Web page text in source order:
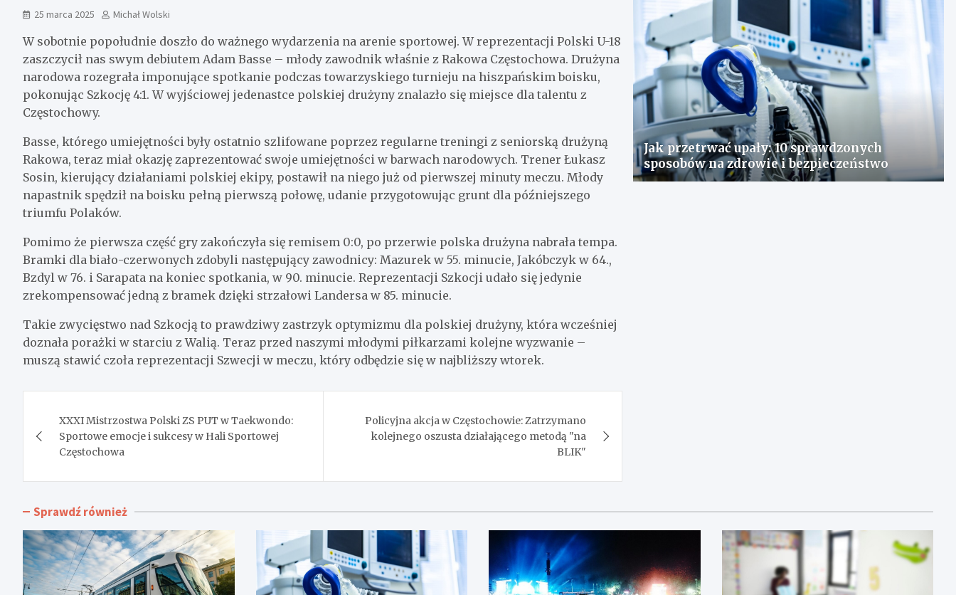
25 marca 2025 Michał Wolski
W sobotnie popołudnie doszło do ważnego wydarzenia na arenie sportowej. W reprezentacji Polski U-18
zaszczycił nas swym debiutem Adam Basse – młody zawodnik właśnie z Rakowa Częstochowa. Drużyna
narodowa rozegrała imponujące spotkanie podczas towarzyskiego turnieju na hiszpańskim boisku,
pokonując Szkocję 4:1. W wyjściowej jedenastce polskiej drużyny znalazło się miejsce dla talentu z
Częstochowy.
Basse, którego umiejętności były ostatnio szlifowane poprzez regularne treningi z seniorską drużyną
Rakowa, teraz miał okazję zaprezentować swoje umiejętności w barwach narodowych. Trener Łukasz
Sosin, kierujący działaniami polskiej ekipy, postawił na niego już od pierwszej minuty meczu. Młody
napastnik spędził na boisku pełną pierwszą połowę, udanie przygotowując grunt dla późniejszego
triumfu Polaków.
Pomimo że pierwsza część gry zakończyła się remisem 0:0, po przerwie polska drużyna nabrała tempa.
Bramki dla biało-czerwonych zdobyli następujący zawodnicy: Mazurek w 55. minucie, Jakóbczyk w 64.,
Bzdyl w 76. i Sarapata na koniec spotkania, w 90. minucie. Reprezentacji Szkocji udało się jedynie
zrekompensować jedną z bramek dzięki strzałowi Landersa w 85. minucie.
Takie zwycięstwo nad Szkocją to prawdziwy zastrzyk optymizmu dla polskiej drużyny, która wcześniej
doznała porażki w starciu z Walią. Teraz przed naszymi młodymi piłkarzami kolejne wyzwanie –
muszą stawić czoła reprezentacji Szwecji w meczu, który odbędzie się w najbliższy wtorek.
wpisu
XXXI Mistrzostwa Polski ZS PUT w Taekwondo:
Sportowe emocje i sukcesy w Hali Sportowej
Częstochowa
Policyjna akcja w Częstochowie: Zatrzymano
kolejnego oszusta działającego metodą "na
BLIK"
Jak przetrwać upały: 10 sprawdzonych
sposobów na zdrowie i bezpieczeństwo
Sprawdź również